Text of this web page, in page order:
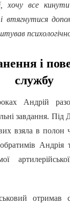
хочу все
і
службу
Андрій
завдання. Під
взяла в полон
Андрія
отримав